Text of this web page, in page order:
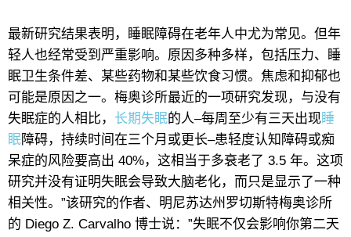
最新研究结果表明，睡眠障碍在老年人中尤为常见。但年
轻人也经常受到严重影响。原因多种多样，包括压力、睡
眠卫生条件差、某些药物和某些饮食习惯。焦虑和抑郁也
可能是原因之一。梅奥诊所最近的一项研究发现，与没有
失眠症的人相比， 长期失眠的人–每周至少有三天出现睡
眠障碍，持续时间在三个月或更长–患轻度认知障碍或痴
呆症的风险要高出 40%，这相当于多衰老了 3.5 年。这项
研究并没有证明失眠会导致大脑老化，而只是显示了一种
相关性。”该研究的作者、明尼苏达州罗切斯特梅奥诊所
的 Diego Z. Carvalho 博士说：”失眠不仅会影响你第二天